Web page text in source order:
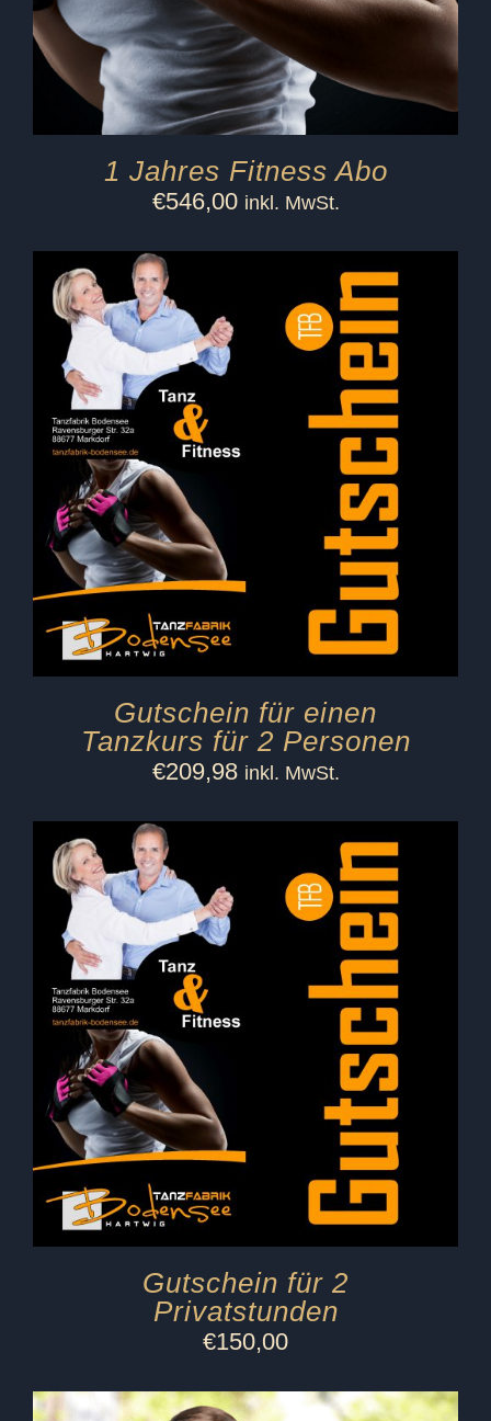
1 Jahres Fitness Abo
€546,00 inkl. MwSt.
Gutschein für einen
Tanzkurs für 2 Personen
€209,98 inkl. MwSt.
Gutschein für 2
Privatstunden
€150,00